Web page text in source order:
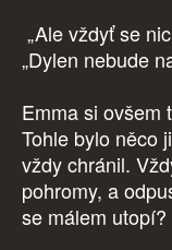
„Ale vždyť se
„Dylen nebude
Emma si ovšem
Tohle bylo něco
vždy chránil.
pohromy, a
se málem